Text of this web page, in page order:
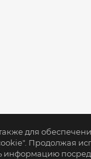
для
Продолжая
информацию